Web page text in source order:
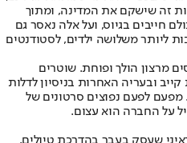
זה שישקם את המדינה, ומתוך
דמוגרפית עמוקה. עד גיל 60 כולם חייבים בגיוס, ועל אלה נאסר גם
ליותר משלושה ילדים, לסטודנטים
מרצון הולך ופוחת. שוטרים
ובעריה האחרות בניסיון לדלות
לפעם נפוצים סרטונים של
על החברה הוא עצום.